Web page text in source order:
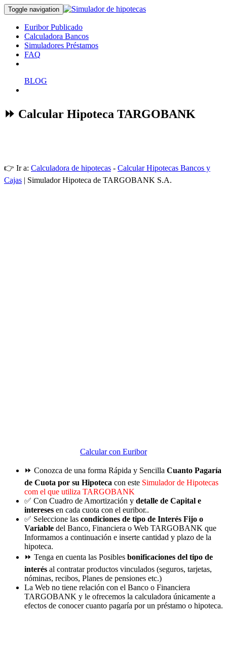
Toggle navigation
Euribor Publicado
Calculadora Bancos
Simuladores Préstamos
FAQ
BLOG
⏩ Calcular Hipoteca TARGOBANK
👉 Ir a: Calculadora de hipotecas - Calcular Hipotecas Bancos y
Cajas | Simulador Hipoteca de TARGOBANK S.A.
Calcular con Euribor
⏩ Conozca de una forma Rápida y Sencilla Cuanto Pagaría
de Cuota por su Hipoteca con este Simulador de Hipotecas
com el que utiliza TARGOBANK
✅ Con Cuadro de Amortización y detalle de Capital e
intereses en cada cuota con el euribor..
✅ Seleccione las condiciones de tipo de Interés Fijo o
Variable del Banco, Financiera o Web TARGOBANK que
Informamos a continuación e inserte cantidad y plazo de la
hipoteca.
⏩ Tenga en cuenta las Posibles bonificaciones del tipo de
interés al contratar productos vinculados (seguros, tarjetas,
nóminas, recibos, Planes de pensiones etc.)
La Web no tiene relación con el Banco o Financiera
TARGOBANK y le ofrecemos la calculadora únicamente a
efectos de conocer cuanto pagaría por un préstamo o hipoteca.